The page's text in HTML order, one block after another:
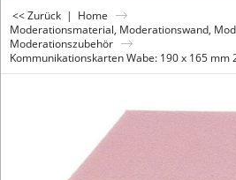
<< Zurück | Home
Moderationsmaterial, Moderationswand,
Moderationszubehör
Kommunikationskarten Wabe: 190 x 165 mm